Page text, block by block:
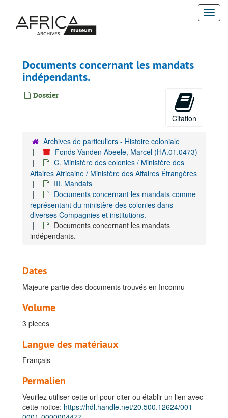
contenu
Documents concernant les mandats
indépendants.
Dossier
Citation
Archives de particuliers - Histoire coloniale
Fonds Vanden Abeele, Marcel (HA.01.0473)
C. Ministère des colonies / Ministère des
Affaires Africaine / Ministère des Affaires Étrangères
III. Mandats
Documents concernant les mandats comme
représentant du ministère des colonies dans
diverses Compagnies et institutions.
Documents concernant les mandats
indépendants.
Dates
Majeure partie des documents trouvés en Inconnu
Volume
3 pieces
Langue des matériaux
Français
Permalien
Veuillez utiliser cette url pour citer ou établir un lien avec
cette notice: https://hdl.handle.net/20.500.12624/001-